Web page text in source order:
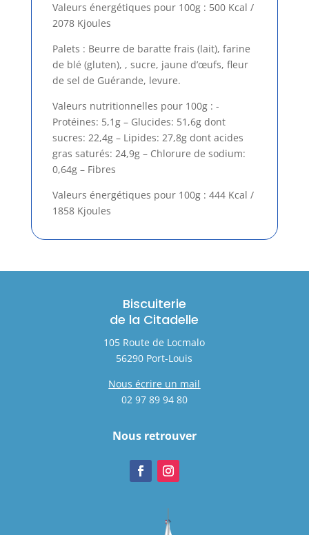
Valeurs énergétiques pour 100g : 500 Kcal /
2078 Kjoules
Palets : Beurre de baratte frais (lait), farine
de blé (gluten), , sucre, jaune d’œufs, fleur
de sel de Guérande, levure.
Valeurs nutritionnelles pour 100g : -
Protéines: 5,1g – Glucides: 51,6g dont
sucres: 22,4g – Lipides: 27,8g dont acides
gras saturés: 24,9g – Chlorure de sodium:
0,64g – Fibres
Valeurs énergétiques pour 100g : 444 Kcal /
1858 Kjoules
Biscuiterie
de la Citadelle
105 Route de Locmalo
56290 Port-Louis
Nous écrire un mail
02 97 89 94 80
Nous retrouver